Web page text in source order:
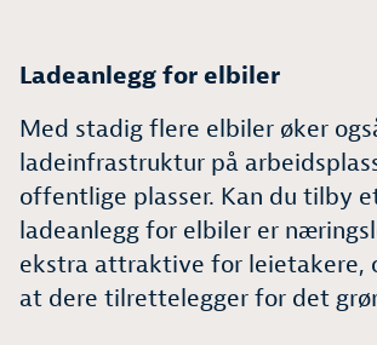
Ladeanlegg for elbiler
Med stadig flere elbiler øker
ladeinfrastruktur på
offentlige plasser. Kan du tilby
ladeanlegg for elbiler er
ekstra attraktive for leietakere,
at dere tilrettelegger for det